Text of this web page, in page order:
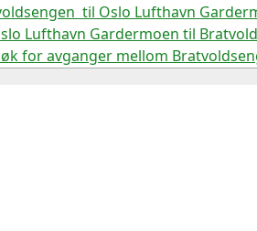
til Oslo Lufthavn
Lufthavn Gardermoen til
for avganger mellom